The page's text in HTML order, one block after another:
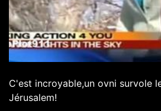
C'est incroyable,un ovni survole
Jérusalem!